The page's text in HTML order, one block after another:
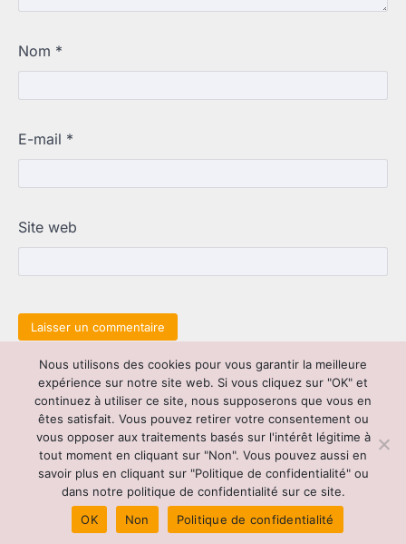
Nom *
E-mail *
Site web
Copyright © 2026Cyclo 26 : votre expert en
véhicules et services associés| Link
News byAscendoor| Powered byWordPress.
Contact|Mentions légales |Cookies|Plan du
site |Sitemap
Pour nous contacter :contact@cyclo26.fr
Nous utilisons des cookies pour vous garantir la meilleure
expérience sur notre site web. Si vous cliquez sur "OK" et
continuez à utiliser ce site, nous supposerons que vous en
êtes satisfait. Vous pouvez retirer votre consentement ou
vous opposer aux traitements basés sur l'intérêt légitime à
tout moment en cliquant sur "Non". Vous pouvez aussi en
savoir plus en cliquant sur "Politique de confidentialité" ou
dans notre politique de confidentialité sur ce site.
OK
Non Politique de confidentialité